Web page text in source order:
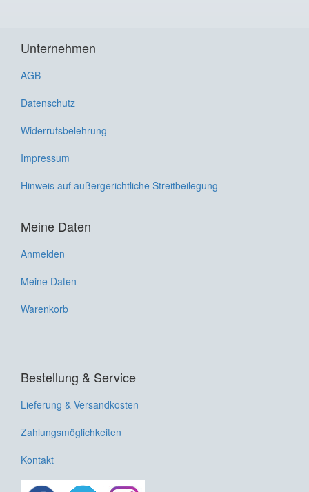
Unternehmen
AGB
Datenschutz
Widerrufsbelehrung
Impressum
Hinweis auf außergerichtliche Streitbeilegung
Meine Daten
Anmelden
Meine Daten
Warenkorb
Bestellung & Service
Lieferung & Versandkosten
Zahlungsmöglichkeiten
Kontakt